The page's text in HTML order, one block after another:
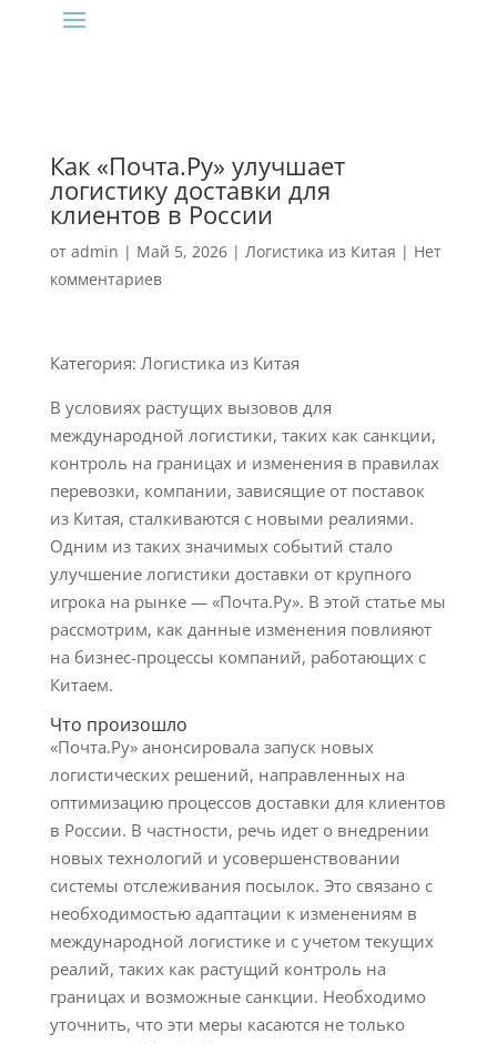
Как «Почта.Ру» улучшает
логистику доставки для
клиентов в России
от admin | Май 5, 2026| Логистика из Китая | Нет
комментариев
Категория: Логистика из Китая
В условиях растущих вызовов для
международной логистики, таких как санкции,
контроль на границах и изменения в правилах
перевозки, компании, зависящие от поставок
из Китая, сталкиваются с новыми реалиями.
Одним из таких значимых событий стало
улучшение логистики доставки от крупного
игрока на рынке — «Почта.Ру». В этой статье мы
рассмотрим, как данные изменения повлияют
на бизнес-процессы компаний, работающих с
Китаем.
Что произошло
«Почта.Ру» анонсировала запуск новых
логистических решений, направленных на
оптимизацию процессов доставки для клиентов
в России. В частности, речь идет о внедрении
новых технологий и усовершенствовании
системы отслеживания посылок. Это связано с
необходимостью адаптации к изменениям в
международной логистике и с учетом текущих
реалий, таких как растущий контроль на
границах и возможные санкции. Необходимо
уточнить, что эти меры касаются не только